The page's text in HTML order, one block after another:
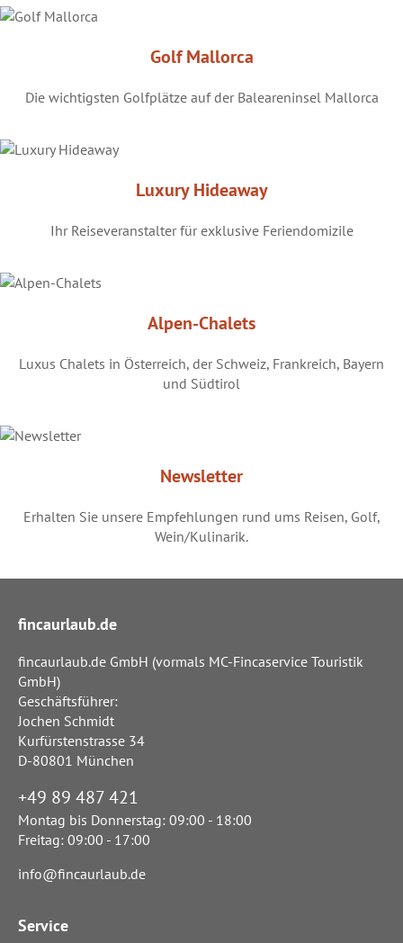
Golf Mallorca
Die wichtigsten Golfplätze auf der Baleareninsel Mallorca
Luxury Hideaway
Ihr Reiseveranstalter für exklusive Feriendomizile
Alpen-Chalets
Luxus Chalets in Österreich, der Schweiz, Frankreich, Bayern
und Südtirol
Newsletter
Erhalten Sie unsere Empfehlungen rund ums Reisen, Golf,
Wein/Kulinarik.
fincaurlaub.de
fincaurlaub.de GmbH (vormals MC-Fincaservice Touristik
GmbH)
Geschäftsführer:
Jochen Schmidt
Kurfürstenstrasse 34
D-80801 München
+49 89 487 421
Montag bis Donnerstag: 09:00 - 18:00
Freitag: 09:00 - 17:00
info@fincaurlaub.de
Service